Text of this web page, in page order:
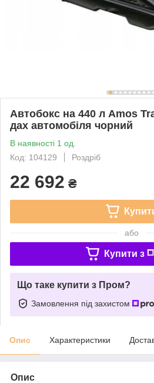
Автобокс на 440 л Amos
дах автомобіля чорний
В наявності 1 од.
Код: 104129
Роздріб
22 692 ₴
або
Купити з
Що таке купити з Пром?
Замовлення під захистом
Опис Характеристики
Опис